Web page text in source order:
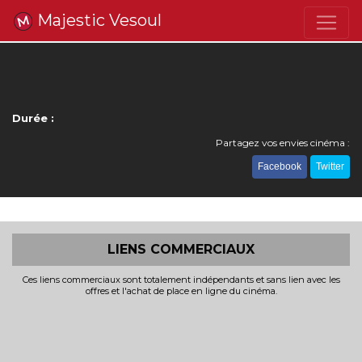
Majestic Vesoul
Durée :
Partagez vos envies cinéma :
Facebook Twitter
LIENS COMMERCIAUX
Ces liens commerciaux sont totalement indépendants et sans lien avec les
offres et l'achat de place en ligne du cinéma.